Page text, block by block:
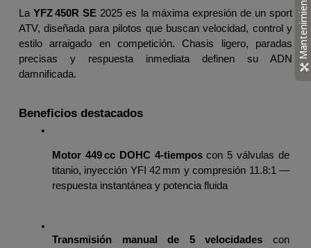
La YFZ 450R SE 2025 es la máxima expresión de un sport
ATV, diseñada para pilotos que buscan velocidad, control y
estilo arraigado en competición. Chasis ligero, paradas
precisas y respuesta inmediata definen su ADN
damnificada.
Beneficios destacados
Motor 449 cc DOHC 4‑tiempos con 5 válvulas de
titanio, inyección YFI 42 mm y compresión 11.8:1 —
respuesta instantánea y potencia fluida
Transmisión manual de 5 velocidades con
Mantenimiento